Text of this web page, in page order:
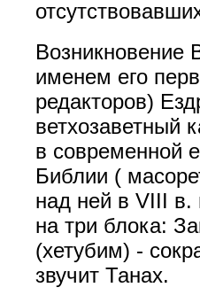
Возникновение
именем его
редакторов)
ветхозаветный
в современной
Библии (
над ней в VIII в.
на три блока:
(хетубим) -
звучит Танах.